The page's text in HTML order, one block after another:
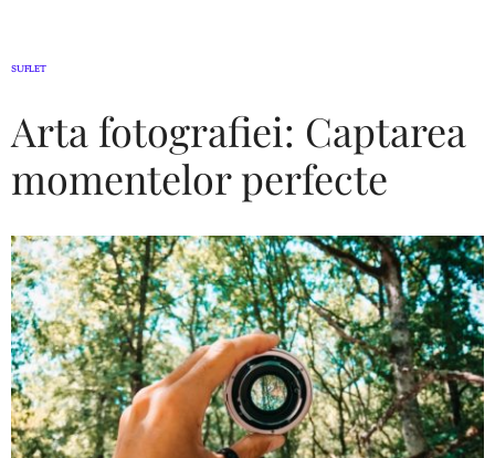
SUFLET
Arta fotografiei: Captarea
momentelor perfecte